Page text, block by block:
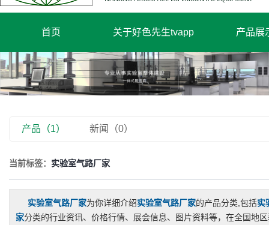
首页 关于好色先生tvapp
公司简介
企业文化
产品展
超净实验
实验室家
产品（1） 新闻（0）
当前标签： 实验室气路厂家
实验室气路厂家为你详细介绍实验室气路厂家的产品分类,包括实
家分类的行业资讯、价格行情、展会信息、图片资料等，在全国地